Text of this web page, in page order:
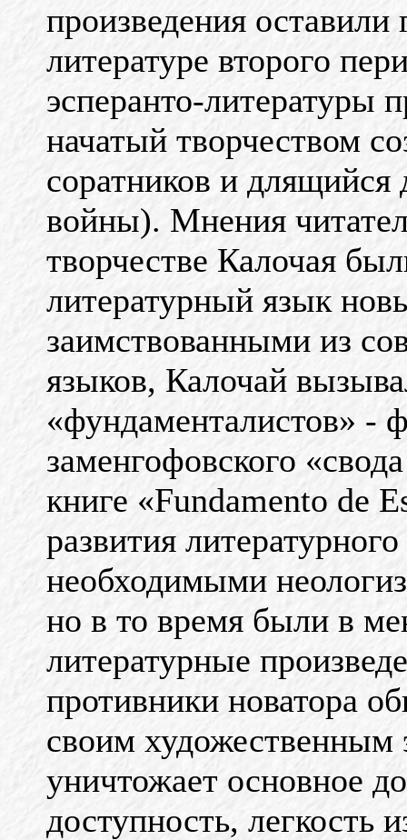
произведения оставили
литературе второго
эсперанто-литературы
начатый творчеством
соратников и длящийся
войны). Мнения
творчестве Калочая
литературный язык
заимствованными из
языков, Калочай
«фундаменталистов» -
заменгофовского
книге «Fundamento de
развития
необходимыми
но в то время были в
литературные
противники новатора
своим художественным
уничтожает основное
доступность, легкость